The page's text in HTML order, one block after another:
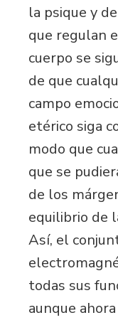
la psique y
que regulan
cuerpo se
de que
campo
etérico siga
modo que
que se
de los
equilibrio de
Así, el
todas sus
aunque